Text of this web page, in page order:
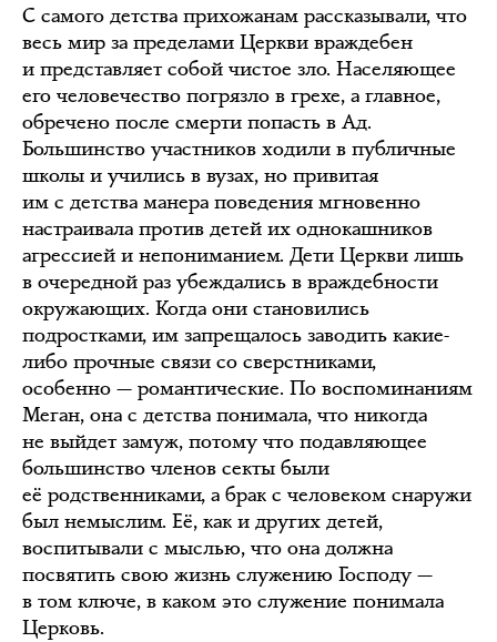
С самого детства прихожанам рассказывали, что
весь мир за пределами Церкви враждебен
и представляет собой чистое зло. Населяющее
его человечество погрязло в грехе, а главное,
обречено после смерти попасть в Ад.
Большинство участников ходили в публичные
школы и учились в вузах, но привитая
им с детства манера поведения мгновенно
настраивала против детей их однокашников
агрессией и непониманием. Дети Церкви лишь
в очередной раз убеждались в враждебности
окружающих. Когда они становились
подростками, им запрещалось заводить какие-
либо прочные связи со сверстниками,
особенно — романтические. По воспоминаниям
Меган, она с детства понимала, что никогда
не выйдет замуж, потому что подавляющее
большинство членов секты были
её родственниками, а брак с человеком снаружи
был немыслим. Её, как и других детей,
воспитывали с мыслью, что она должна
посвятить свою жизнь служению Господу —
в том ключе, в каком это служение понимала
Церковь.